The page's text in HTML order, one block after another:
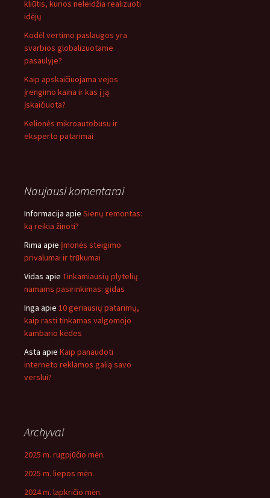
kliūtis, kurios neleidžia realizuoti
idėjų
Kodėl vertimo paslaugos yra
svarbios globalizuotame
pasaulyje?
Kaip apskaičiuojama vejos
įrengimo kaina ir kas į ją
įskaičiuota?
Kelionės mikroautobusu ir
eksperto patarimai
Naujausi komentarai
Informacija apie Sienų remontas:
ką reikia žinoti?
Rima apie Įmonės steigimo
privalumai ir trūkumai
Vidas apie Tinkamiausių plytelių
namams pasirinkimas: gidas
Inga apie 10 geriausių patarimų,
kaip rasti tinkamas valgomojo
kambario kėdes
Asta apie Kaip panaudoti
interneto reklamos galią savo
verslui?
Archyvai
2025 m. rugpjūčio mėn.
2025 m. liepos mėn.
2024 m. lapkričio mėn.